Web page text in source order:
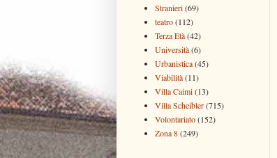
Stranieri(69)
teatro(112)
Terza Età(42)
Università(6)
Urbanistica(45)
Viabilità(11)
Villa Caimi(13)
Villa Scheibler(715)
Volontariato(152)
Zona 8(249)